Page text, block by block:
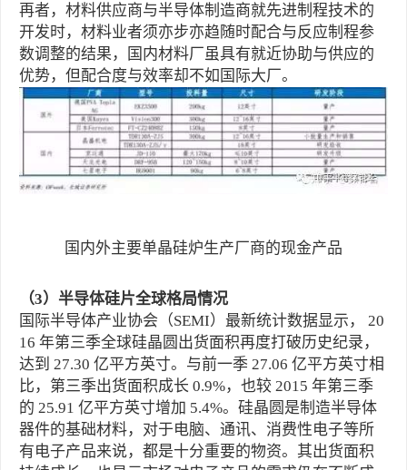
再者，材料供应商与半导体制造商就先进制程技术的
开发时，材料业者须亦步亦趋随时配合与反应制程参
数调整的结果，国内材料厂虽具有就近协助与供应的
优势，但配合度与效率却不如国际大厂。
国内外主要单晶硅炉生产厂商的现金产品
（3）半导体硅片全球格局情况
国际半导体产业协会（SEMI）最新统计数据显示， 20
16 年第三季全球硅晶圆出货面积再度打破历史纪录，
达到 27.30 亿平方英寸。与前一季 27.06 亿平方英寸相
比，第三季出货面积成长 0.9%，也较 2015 年第三季
的 25.91 亿平方英寸增加 5.4%。硅晶圆是制造半导体
器件的基础材料，对于电脑、通讯、消费性电子等所
有电子产品来说，都是十分重要的物资。其出货面积